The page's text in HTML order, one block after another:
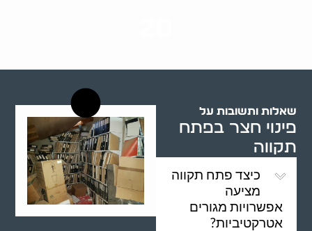
שאלות ותשובות על
פינוי חצר בפתח
תקווה
כיצד פתח תקווה
מציעה
אפשרויות מגורים
אטרקטיביות?